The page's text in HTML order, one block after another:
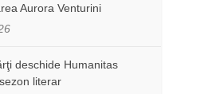
Aurora Venturini
deschide Humanitas
literar